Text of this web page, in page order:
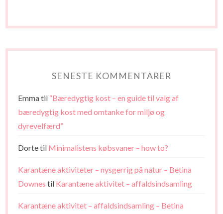
SENESTE KOMMENTARER
Emmatil “Bæredygtig kost – en guide til valg af
bæredygtig kost med omtanke for miljø og
dyrevelfærd”
Dortetil Minimalistens købsvaner – how to?
Karantæne aktiviteter – nysgerrig på natur – Betina
Downes til Karantæne aktivitet – affaldsindsamling
Karantæne aktivitet – affaldsindsamling – Betina